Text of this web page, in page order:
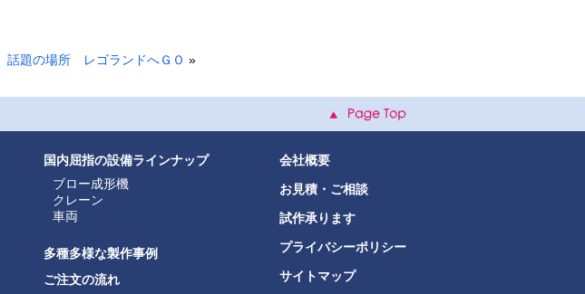
話題の場所 レゴランドへＧＯ »
会社概要
お見積・ご相談
試作承ります
プライバシーポリシー
サイトマップ
国内屈指の設備ラインナップ
ブロー成形機
クレーン
車両
多種多様な製作事例
ご注文の流れ